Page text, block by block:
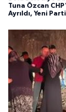
Tuna Özcan
Ayrıldı, Yeni